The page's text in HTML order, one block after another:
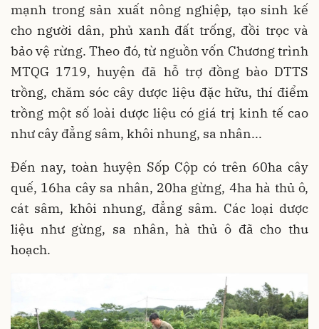
mạnh trong sản xuất nông nghiệp, tạo sinh kế
cho người dân, phủ xanh đất trống, đồi trọc và
bảo vệ rừng. Theo đó, từ nguồn vốn Chương trình
MTQG 1719, huyện đã hỗ trợ đồng bào DTTS
trồng, chăm sóc cây dược liệu đặc hữu, thí điểm
trồng một số loài dược liệu có giá trị kinh tế cao
như cây đẳng sâm, khôi nhung, sa nhân...
Đến nay, toàn huyện Sốp Cộp có trên 60ha cây
quế, 16ha cây sa nhân, 20ha gừng, 4ha hà thủ ô,
cát sâm, khôi nhung, đẳng sâm. Các loại dược
liệu như gừng, sa nhân, hà thủ ô đã cho thu
hoạch.